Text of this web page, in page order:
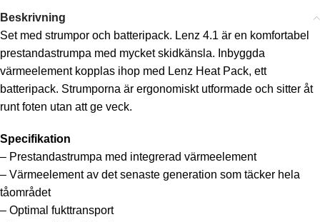
Beskrivning
Set med strumpor och batteripack. Lenz 4.1 är en komfortabel
prestandastrumpa med mycket skidkänsla. Inbyggda
värmeelement kopplas ihop med Lenz Heat Pack, ett
batteripack. Strumporna är ergonomiskt utformade och sitter åt
runt foten utan att ge veck.
Specifikation
– Prestandastrumpa med integrerad värmeelement
– Värmeelement av det senaste generation som täcker hela
tåområdet
– Optimal fukttransport